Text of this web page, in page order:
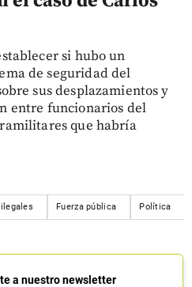
si hubo un
de seguridad del
sus desplazamientos y
entre funcionarios del
que habría
Fuerza pública Política
a nuestro newsletter